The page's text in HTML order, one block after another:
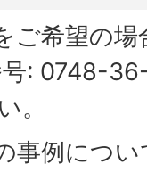
ご希望の
: 0748-
。
事例につ